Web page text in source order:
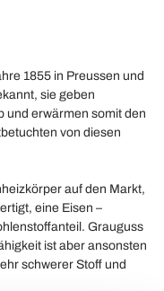
1855 in Preussen und
sie geben
und erwärmen somit den
von diesen
auf den Markt,
eine Eisen –
Grauguss
ist aber ansonsten
schwerer Stoff und